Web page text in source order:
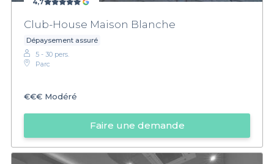
Club-House Maison Blanche
Dépaysement assuré
5 - 30 pers.
Parc
€€€ Modéré
Faire une demande